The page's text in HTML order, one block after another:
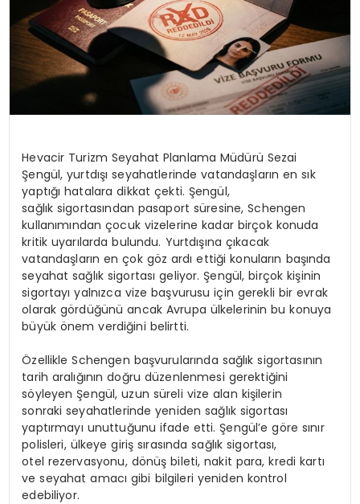
Hevacir Turizm Seyahat Planlama Müdürü Sezai
Şengül, yurtdışı seyahatlerinde vatandaşların en sık
yaptığı hatalara dikkat çekti. Şengül,
sağlık sigortasından pasaport süresine, Schengen
kullanımından çocuk vizelerine kadar birçok konuda
kritik uyarılarda bulundu. Yurtdışına çıkacak
vatandaşların en çok göz ardı ettiği konuların başında
seyahat sağlık sigortası geliyor. Şengül, birçok kişinin
sigortayı yalnızca vize başvurusu için gerekli bir evrak
olarak gördüğünü ancak Avrupa ülkelerinin bu konuya
büyük önem verdiğini belirtti.
Özellikle Schengen başvurularında sağlık sigortasının
tarih aralığının doğru düzenlenmesi gerektiğini
söyleyen Şengül, uzun süreli vize alan kişilerin
sonraki seyahatlerinde yeniden sağlık sigortası
yaptırmayı unuttuğunu ifade etti. Şengül’e göre sınır
polisleri, ülkeye giriş sırasında sağlık sigortası,
otel rezervasyonu, dönüş bileti, nakit para, kredi kartı
ve seyahat amacı gibi bilgileri yeniden kontrol
edebiliyor.